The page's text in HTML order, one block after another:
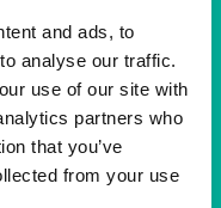
and ads, to
analyse our traffic.
use of our site with
partners who
that you’ve
from your use